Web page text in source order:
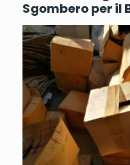
Sgombero per il